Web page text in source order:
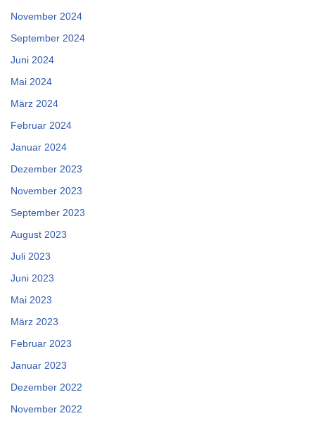
November 2024
September 2024
Juni 2024
Mai 2024
März 2024
Februar 2024
Januar 2024
Dezember 2023
November 2023
September 2023
August 2023
Juli 2023
Juni 2023
Mai 2023
März 2023
Februar 2023
Januar 2023
Dezember 2022
November 2022